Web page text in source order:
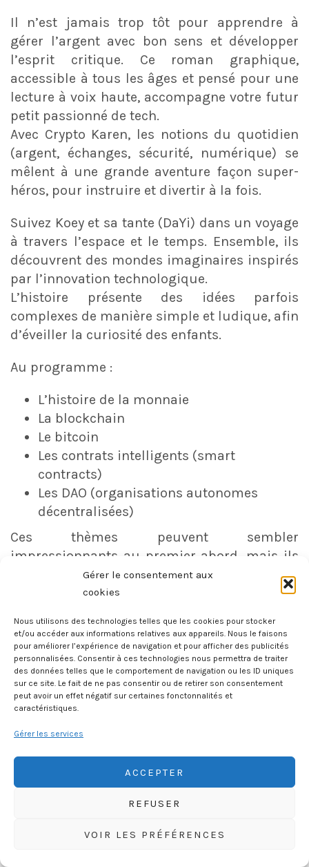
Gérer le consentement aux
cookies
Nous utilisons des technologies telles que les cookies pour stocker
et/ou accéder aux informations relatives aux appareils. Nous le faisons
pour améliorer l’expérience de navigation et pour afficher des publicités
personnalisées. Consentir à ces technologies nous permettra de traiter
des données telles que le comportement de navigation ou les ID uniques
sur ce site. Le fait de ne pas consentir ou de retirer son consentement
peut avoir un effet négatif sur certaines fonctonnalités et
caractéristiques.
Gérer les services
ACCEPTER
REFUSER
VOIR LES PRÉFÉRENCES
Il n’est jamais trop tôt pour apprendre à
gérer l’argent avec bon sens et développer
l’esprit critique. Ce roman graphique,
accessible à tous les âges et pensé pour une
lecture à voix haute, accompagne votre futur
petit passionné de tech.
Avec Crypto Karen, les notions du quotidien
(argent, échanges, sécurité, numérique) se
mêlent à une grande aventure façon super-
héros, pour instruire et divertir à la fois.
Suivez Koey et sa tante (DaYi) dans un voyage
à travers l’espace et le temps. Ensemble, ils
découvrent des mondes imaginaires inspirés
par l’innovation technologique.
L’histoire présente des idées parfois
complexes de manière simple et ludique, afin
d’éveiller la curiosité des enfants.
Au programme :
L’histoire de la monnaie
La blockchain
Le bitcoin
Les contrats intelligents (smart
contracts)
Les DAO (organisations autonomes
décentralisées)
Ces thèmes peuvent sembler
impressionnants au premier abord, mais ils
sont expliqués à l’aide de comparaisons
faciles à comprendre, adaptées dès 7 ans. En
questions et des petits exercices créatifs à
faire ensemble, pour encourager la curiosité
et la réflexion. Le monde évolue vite : autant
s’y préparer dès maintenant.
La bd « Wish I Knew – Blockchain,
Bitcoin, IoT .. » disponible ici